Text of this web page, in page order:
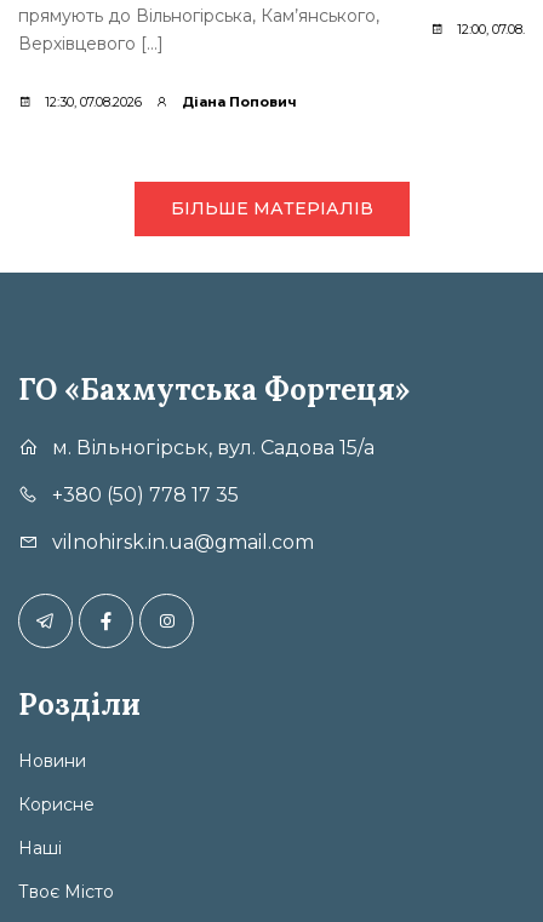
прямують до Вільногірська, Кам’янського,
Верхівцевого […]
12:30, 07.08.2026 Діана Попович
12:00,
БІЛЬШЕ МАТЕРІАЛІВ
ГО «Бахмутська Фортеця»
м. Вільногірськ, вул. Садова 15/а
+380 (50) 778 17 35
vilnohirsk.in.ua@gmail.com
Розділи
Новини
Корисне
Наші
Твоє Місто